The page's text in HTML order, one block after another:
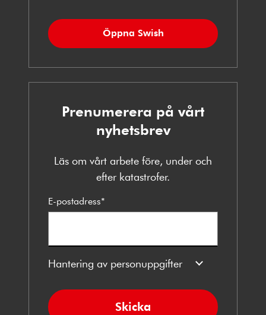
Öppna Swish
Prenumerera på vårt
nyhetsbrev
Läs om vårt arbete före, under och
efter katastrofer.
E-postadress*
Hantering av personuppgifter
Skicka